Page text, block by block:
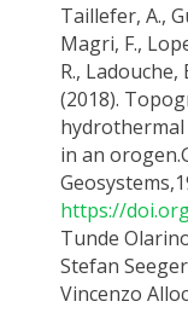
Taillefer, A.,
Magri, F.,
R., Ladouche,
(2018).
in an orogen.
Geosystems,
https://
Tunde
Stefan
Vincenzo